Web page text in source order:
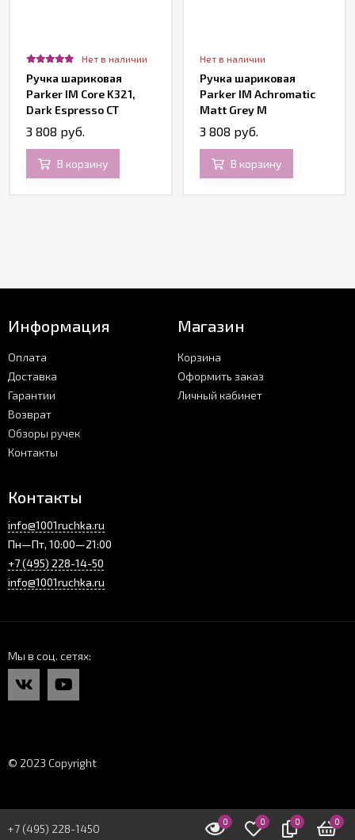
Нет в наличии
Ручка шариковая
Parker IM Core K321,
Dark Espresso CT
3 808 руб.
В корзину
Нет в наличии
Ручка шариковая
Parker IM Achromatic
Matt Grey M
3 808 руб.
В корзину
Информация
Оплата
Доставка
Гарантии
Возврат
Обзоры ручек
Контакты
Магазин
Корзина
Оформить заказ
Личный кабинет
Контакты
info@1001ruchka.ru
Пн—Пт, 10:00—21:00
+7 (495) 228-14-50
info@1001ruchka.ru
Мы в соц. сетях
© 2023 Copyright
0 0 0 0
+7 (495) 228-1450